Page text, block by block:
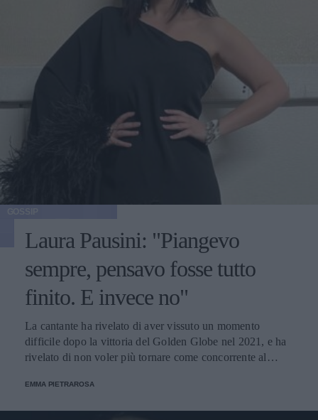
Laura Pausini: "Piangevo
sempre, pensavo fosse tutto
finito. E invece no"
La cantante ha rivelato di aver vissuto un momento
difficile dopo la vittoria del Golden Globe nel 2021, e ha
rivelato di non voler più tornare come concorrente al
EMMA PIETRAROSA